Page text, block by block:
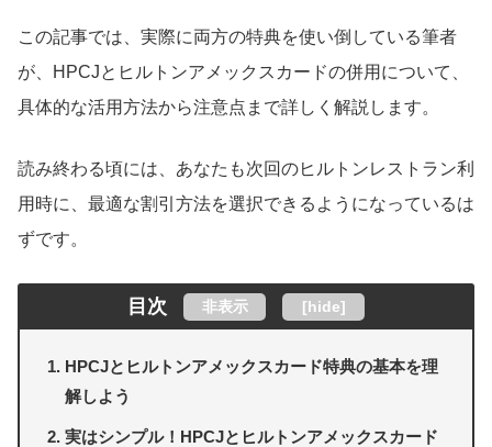
この記事では、実際に両方の特典を使い倒している筆者
が、HPCJとヒルトンアメックスカードの併用について、
具体的な活用方法から注意点まで詳しく解説します。
読み終わる頃には、あなたも次回のヒルトンレストラン利
用時に、最適な割引方法を選択できるようになっているは
ずです。
目次 非表示 [hide]
HPCJとヒルトンアメックスカード特典の基本を理
解しよう
実はシンプル！HPCJとヒルトンアメックスカード